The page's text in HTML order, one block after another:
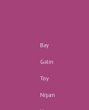
Bəy
Gəlin
Toy
Nişan